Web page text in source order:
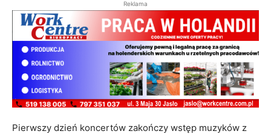
Reklama
Pierwszy dzień koncertów zakończy wstęp muzyków z